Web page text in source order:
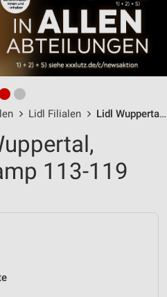
Lidl Filialen Lidl Wuppertal / Hofkamp 113-119 - Öffnungszeiten & Adresse
113-119